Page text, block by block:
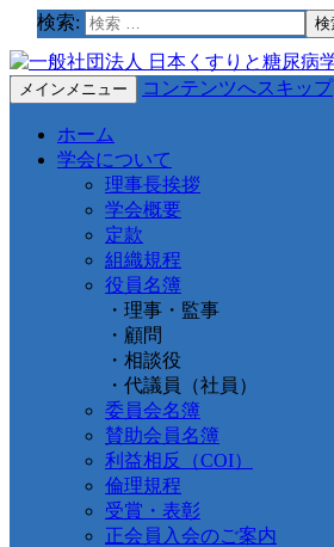
検索:
メインメニュー コンテンツへスキップ
ホーム
学会について
理事長挨拶
学会概要
定款
組織規程
役員名簿
・理事・監事
・顧問
・相談役
・代議員（社員）
委員会名簿
賛助会員名簿
利益相反（COI）
倫理規程
受賞・表彰
正会員入会のご案内